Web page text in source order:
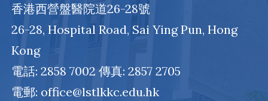
香港西營盤醫院道26-28號
26-28, Hospital Road, Sai Ying Pun, Hong
Kong
電話: 2858 7002 傳真: 2857 2705
電郵: office@lstlkkc.edu.hk